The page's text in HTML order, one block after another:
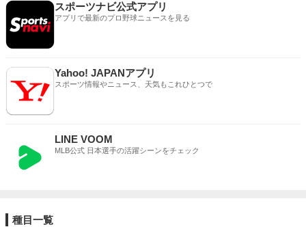
スポーツナビ公式アプリ
アプリで最新のプロ野球ニュースを見る
Yahoo! JAPANアプリ
スポーツ情報やニュース、天気もこれひとつで
LINE VOOM
MLB公式 日本選手の活躍シーンをチェック
種目一覧